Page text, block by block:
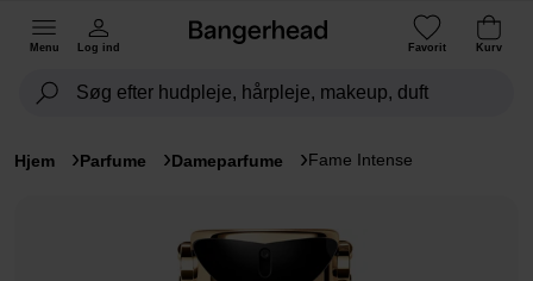
Menu Log ind Favorit Kurv
Hjem Parfume Dameparfume Fame Intense